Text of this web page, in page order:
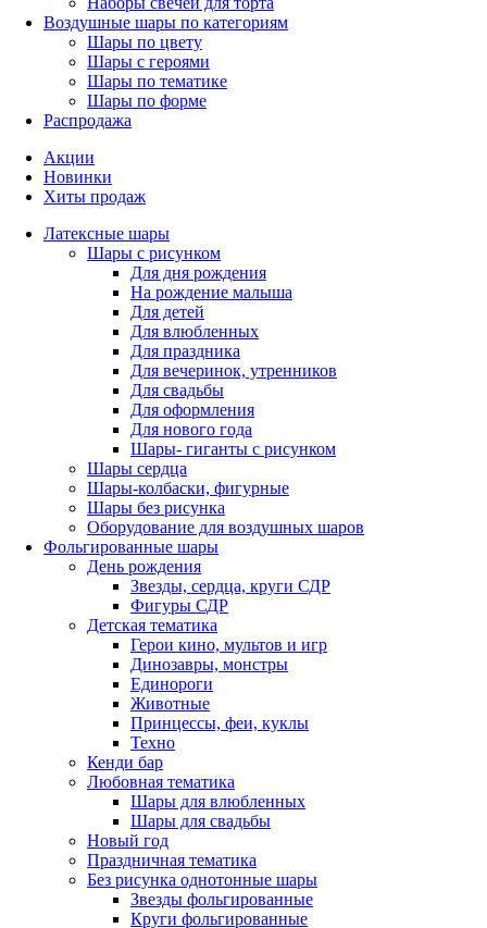
Воздушные шары по категориям
Шары по цвету
Шары с героями
Шары по тематике
Шары по форме
Распродажа
Акции
Новинки
Хиты продаж
Латексные шары
Шары с рисунком
Для дня рождения
На рождение малыша
Для детей
Для влюбленных
Для праздника
Для вечеринок, утренников
Для свадьбы
Для оформления
Для нового года
Шары- гиганты с рисунком
Шары сердца
Шары-колбаски, фигурные
Шары без рисунка
Оборудование для воздушных шаров
Фольгированные шары
День рождения
Звезды, сердца, круги СДР
Фигуры СДР
Детская тематика
Герои кино, мультов и игр
Динозавры, монстры
Единороги
Животные
Принцессы, феи, куклы
Техно
Кенди бар
Любовная тематика
Шары для влюбленных
Шары для свадьбы
Новый год
Праздничная тематика
Без рисунка однотонные шары
Звезды фольгированные
Круги фольгированные